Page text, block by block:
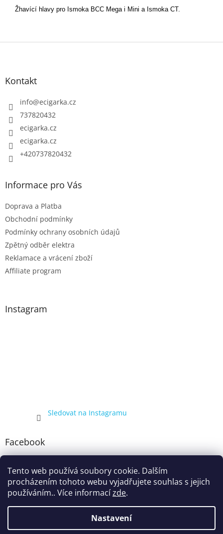
Tento web používá soubory cookie. Dalším
procházením tohoto webu vyjadřujete souhlas s jejich
používáním.. Více informacízde.
Nastavení
Žhavící hlavy pro Ismoka BCC Mega i Mini a Ismoka CT.
Kontakt
info@ecigarka.cz
737820432
ecigarka.cz
ecigarka.cz
+420737820432
Informace pro Vás
Doprava a Platba
Obchodní podmínky
Podmínky ochrany osobních údajů
Zpětný odběr elektra
Reklamace a vrácení zboží
Affiliate program
Instagram
Sledovat na Instagramu
Facebook
Vytvořil Shoptet